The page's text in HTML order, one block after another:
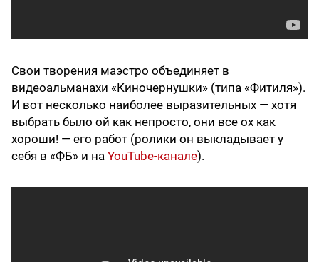
Свои творения маэстро объединяет в
видеоальманахи «Киночернушки» (типа «Фитиля»).
И вот несколько наиболее выразительных — хотя
выбрать было ой как непросто, они все ох как
хороши! — его работ (ролики он выкладывает у
себя в «ФБ» и на YouTube-канале).